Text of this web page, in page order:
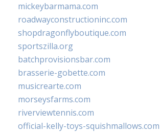
mickeybarmama.com
roadwayconstructioninc.com
shopdragonflyboutique.com
sportszilla.org
batchprovisionsbar.com
brasserie-gobette.com
musicrearte.com
morseysfarms.com
riverviewtennis.com
official-kelly-toys-squishmallows.com